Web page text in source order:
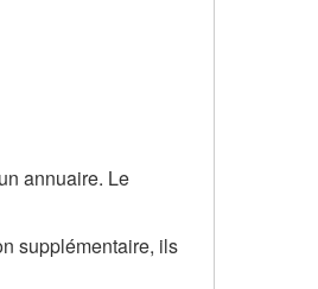
annuaire. Le
supplémentaire, ils